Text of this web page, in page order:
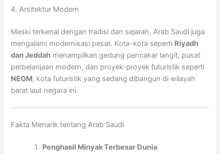
4. Arsitektur Modern
Meski terkenal dengan tradisi dan sejarah, Arab Saudi juga
mengalami modernisasi pesat. Kota-kota seperti Riyadh
dan Jeddah menampilkan gedung pencakar langit, pusat
perbelanjaan modern, dan proyek-proyek futuristik seperti
NEOM, kota futuristik yang sedang dibangun di wilayah
barat laut negara ini.
Fakta Menarik tentang Arab Saudi
Penghasil Minyak Terbesar Dunia